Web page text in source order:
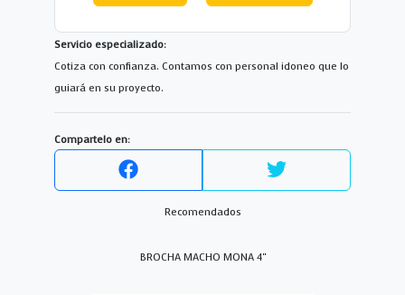
Servicio especializado:
Cotiza con confianza. Contamos con personal idoneo que lo
guiará en su proyecto.
Compartelo en:
Recomendados
BROCHA MACHO MONA 4"